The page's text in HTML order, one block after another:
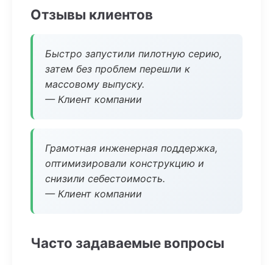
Отзывы клиентов
Быстро запустили пилотную серию,
затем без проблем перешли к
массовому выпуску.
— Клиент компании
Грамотная инженерная поддержка,
оптимизировали конструкцию и
снизили себестоимость.
— Клиент компании
Часто задаваемые вопросы